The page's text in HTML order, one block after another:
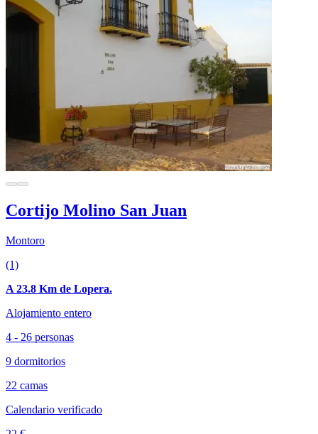
Cortijo Molino San Juan
Montoro
(1)
A 23.8 Km de Lopera.
Alojamiento entero
4 - 26 personas
9 dormitorios
22 camas
Calendario verificado